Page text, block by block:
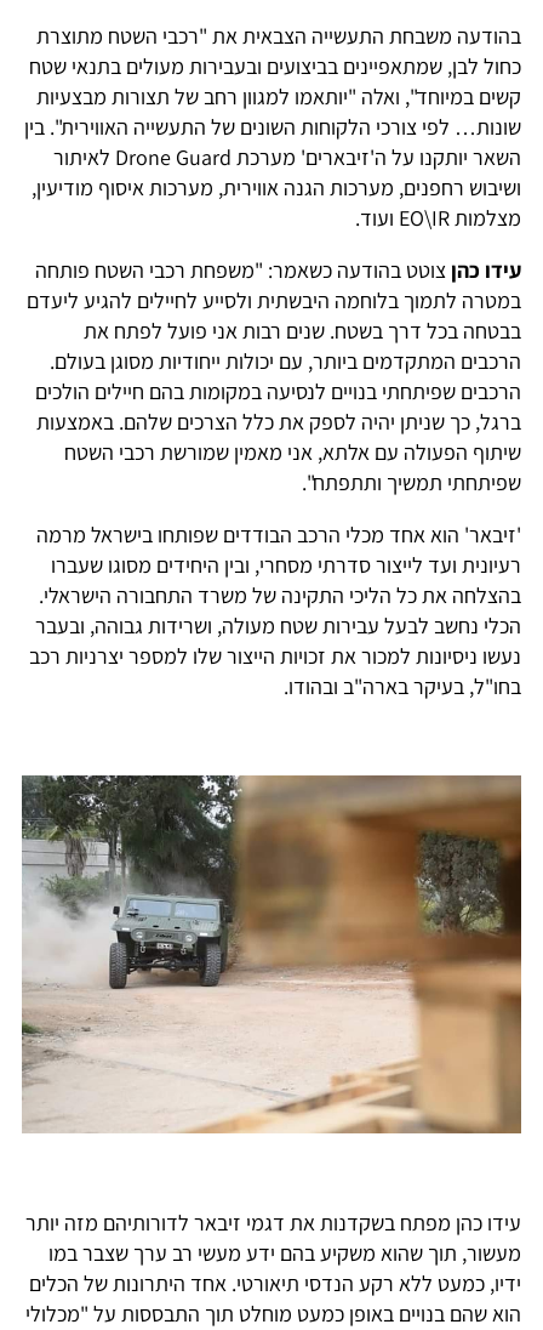
בהודעה משבחת התעשייה הצבאית את "רכבי השטח מתוצרת
כחול לבן, שמתאפיינים בביצועים ובעבירות מעולים בתנאי שטח
קשים במיוחד", ואלה "יותאמו למגוון רחב של תצורות מבצעיות
שונות… לפי צורכי הלקוחות השונים של התעשייה האווירית". בין
השאר יותקנו על ה'זיבארים' מערכת Drone Guard לאיתור
ושיבוש רחפנים, מערכות הגנה אווירית, מערכות איסוף מודיעין,
מצלמות EO\IR ועוד.
עידו כהן צוטט בהודעה כשאמר: "משפחת רכבי השטח פותחה
במטרה לתמוך בלוחמה היבשתית ולסייע לחיילים להגיע ליעדם
בבטחה בכל דרך בשטח. שנים רבות אני פועל לפתח את
הרכבים המתקדמים ביותר, עם יכולות ייחודיות מסוגן בעולם.
הרכבים שפיתחתי בנויים לנסיעה במקומות בהם חיילים הולכים
ברגל, כך שניתן יהיה לספק את כלל הצרכים שלהם. באמצעות
שיתוף הפעולה עם אלתא, אני מאמין שמורשת רכבי השטח
שפיתחתי תמשיך ותתפתח".
'זיבאר' הוא אחד מכלי הרכב הבודדים שפותחו בישראל מרמה
רעיונית ועד לייצור סדרתי מסחרי, ובין היחידים מסוגו שעברו
בהצלחה את כל הליכי התקינה של משרד התחבורה הישראלי.
הכלי נחשב לבעל עבירות שטח מעולה, ושרידות גבוהה, ובעבר
נעשו ניסיונות למכור את זכויות הייצור שלו למספר יצרניות רכב
בחו"ל, בעיקר בארה"ב ובהודו.
עידו כהן מפתח בשקדנות את דגמי זיבאר לדורותיהם מזה יותר
מעשור, תוך שהוא משקיע בהם ידע מעשי רב ערך שצבר במו
ידיו, כמעט ללא רקע הנדסי תיאורטי. אחד היתרונות של הכלים
הוא שהם בנויים באופן כמעט מוחלט תוך התבססות על "מכלולי